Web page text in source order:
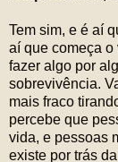
Tem sim, e é aí
aí que começa o
fazer algo por
sobrevivência.
mais fraco
percebe que
vida, e pessoas
existe por trás